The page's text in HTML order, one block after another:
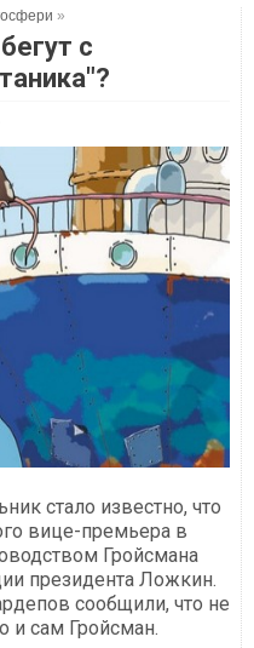
»
с
стало известно, что
вице-премьера в
Гройсмана
президента Ложкин.
сообщили, что не
и сам Гройсман.